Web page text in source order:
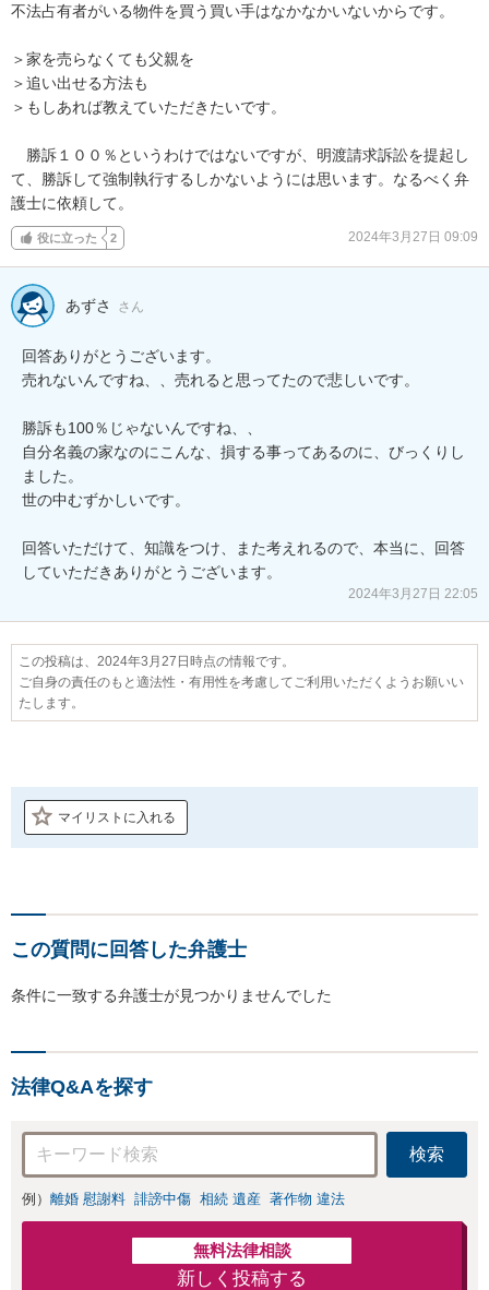
不法占有者がいる物件を買う買い手はなかなかいないからです。
＞家を売らなくても父親を
＞追い出せる方法も
＞もしあれば教えていただきたいです。
勝訴１００％というわけではないですが、明渡請求訴訟を提起し
て、勝訴して強制執行するしかないようには思います。なるべく弁
護士に依頼して。
役に立った 2 2024年3月27日 09:09
あずさ さん
回答ありがとうございます。
売れないんですね、、売れると思ってたので悲しいです。
勝訴も100％じゃないんですね、、
自分名義の家なのにこんな、損する事ってあるのに、びっくりし
ました。
世の中むずかしいです。
回答いただけて、知識をつけ、また考えれるので、本当に、回答
していただきありがとうございます。
2024年3月27日 22:05
この投稿は、2024年3月27日時点の情報です。
ご自身の責任のもと適法性・有用性を考慮してご利用いただくようお願いい
たします。
マイリストに入れる
この質問に回答した弁護士
条件に一致する弁護士が見つかりませんでした
法律Q&Aを探す
検索
例） 離婚 慰謝料 誹謗中傷 相続 遺産 著作物 違法
無料法律相談
新しく投稿する